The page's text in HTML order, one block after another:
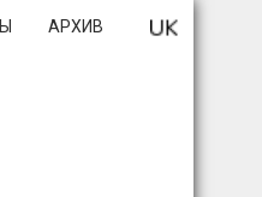
АРХИВ